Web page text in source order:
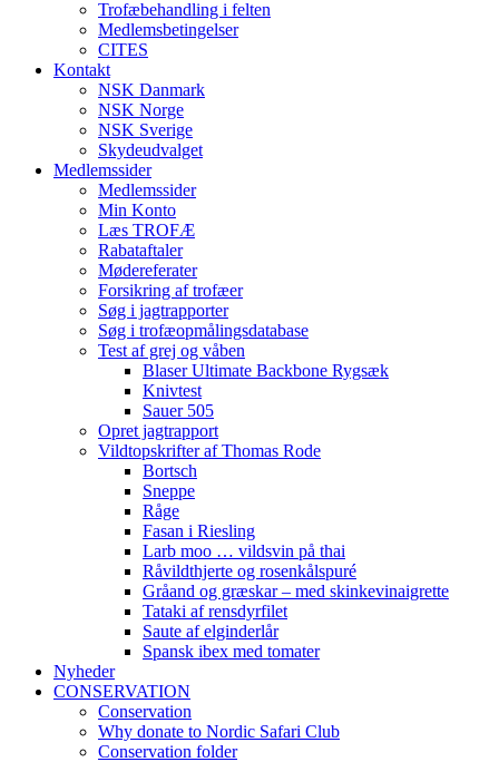
Trofæbehandling i felten
Medlemsbetingelser
CITES
Kontakt
NSK Danmark
NSK Norge
NSK Sverige
Skydeudvalget
Medlemssider
Medlemssider
Min Konto
Læs TROFÆ
Rabataftaler
Mødereferater
Forsikring af trofæer
Søg i jagtrapporter
Søg i trofæopmålingsdatabase
Test af grej og våben
Blaser Ultimate Backbone Rygsæk
Knivtest
Sauer 505
Opret jagtrapport
Vildtopskrifter af Thomas Rode
Bortsch
Sneppe
Råge
Fasan i Riesling
Larb moo … vildsvin på thai
Råvildthjerte og rosenkålspuré
Gråand og græskar – med skinkevinaigrette
Tataki af rensdyrfilet
Saute af elginderlår
Spansk ibex med tomater
Nyheder
CONSERVATION
Conservation
Why donate to Nordic Safari Club
Conservation folder